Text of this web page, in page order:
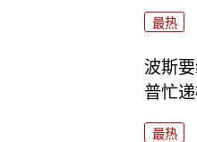
最热
波斯
普忙递
最热